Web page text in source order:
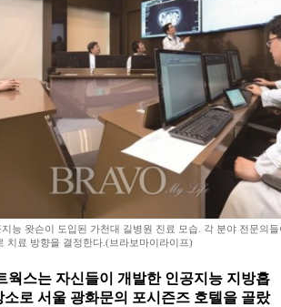
능 왓슨이 도입된 가천대 길병원 진료 모습. 각 분야 전문의
치료 방향을 결정한다.(브라보마이라이프)
웍스는 자신들이 개발한 인공지능 지방흡
로 서울 광화문의 포시즌즈 호텔을 골랐